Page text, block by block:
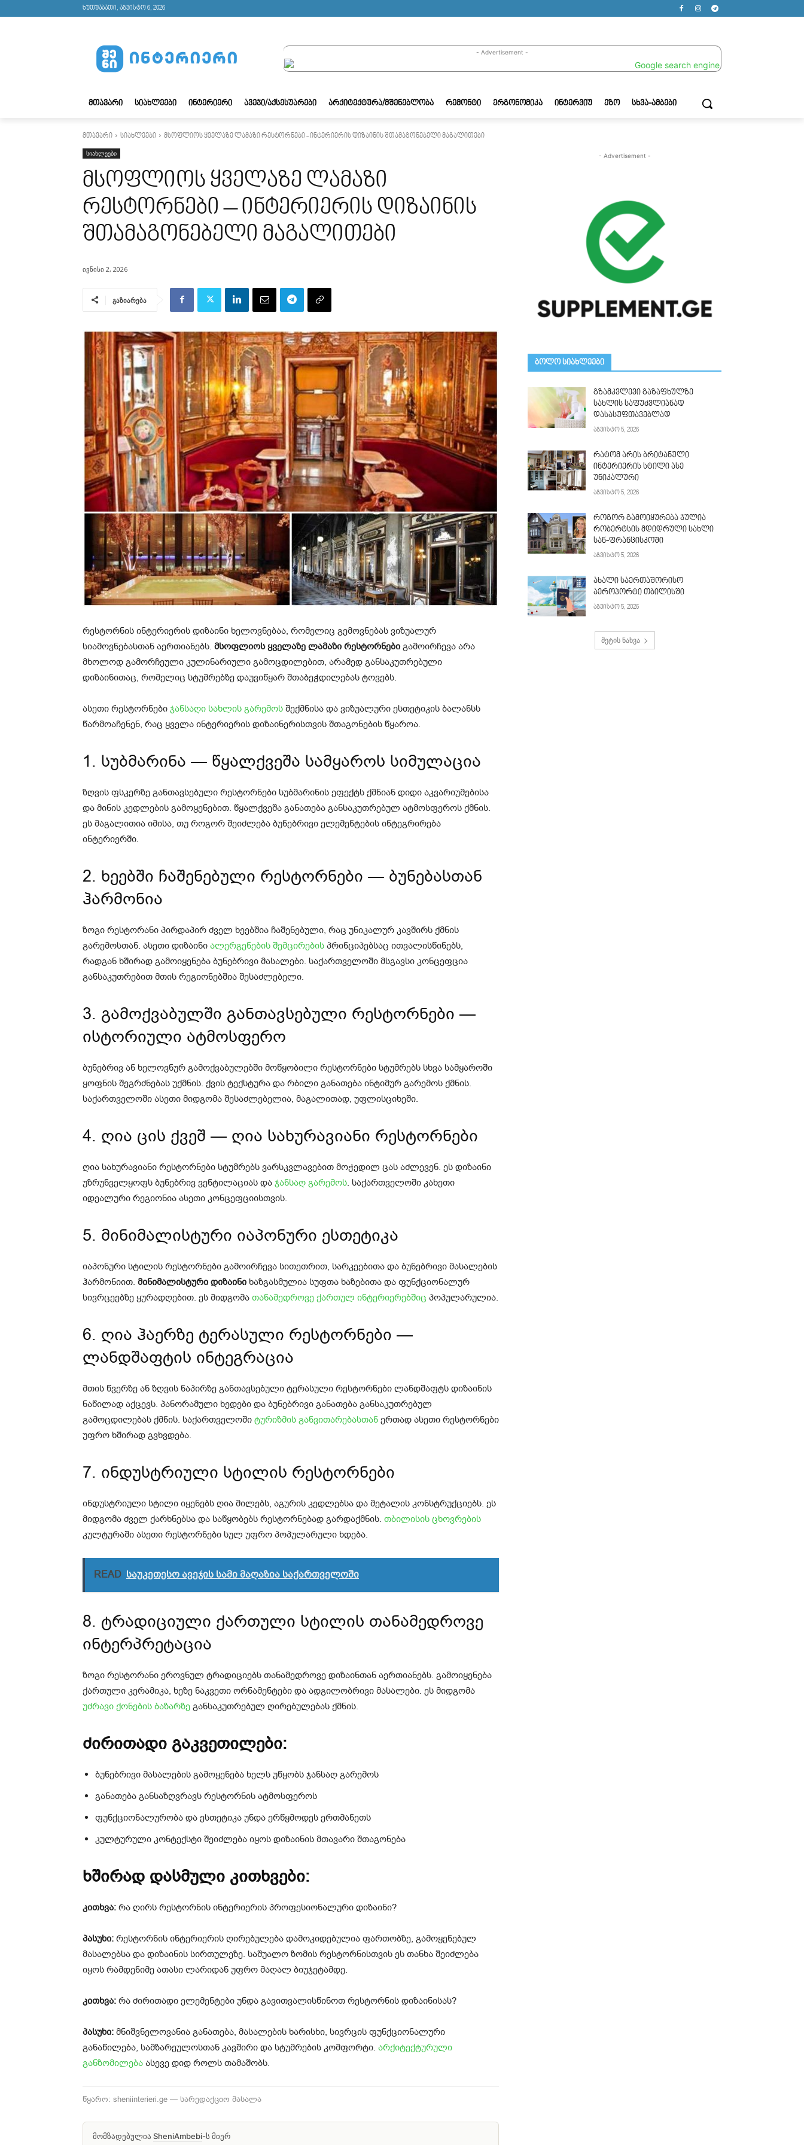
ხუთშაბათი, აგვისტო 6, 2026
- Advertisement -
ᲛᲗᲐᲕᲐᲠᲘ ᲡᲘᲐᲮᲚᲔᲔᲑᲘ ᲘᲜᲢᲔᲠᲘᲔᲠᲘ ᲐᲕᲔᲯᲘ/ᲐᲥᲡᲔᲡᲣᲐᲠᲔᲑᲘ ᲐᲠᲥᲘᲢᲔᲥᲢᲣᲠᲐ/ᲛᲨᲔᲜᲔᲑᲚᲝᲑᲐ ᲠᲔᲛᲝᲜᲢᲘ ᲔᲠᲒᲝᲜᲝᲛᲘᲙᲐ ᲘᲜᲢᲔᲠᲕᲘᲣ ᲔᲖᲝ ᲡᲮᲕᲐ-ᲐᲛᲑᲔᲑᲘ
მთავარი სიახლეები მსოფლიოს ყველაზე ლამაზი რესტორნები - ინტერიერის დიზაინის შთამაგონებელი მაგალითები
სიახლეები
მსოფლიოს ყველაზე ლამაზი
რესტორნები – ინტერიერის დიზაინის
შთამაგონებელი მაგალითები
ივნისი 2, 2026
გაზიარება
რესტორნის ინტერიერის დიზაინი ხელოვნებაა, რომელიც გემოვნებას ვიზუალურ
სიამოვნებასთან აერთიანებს. მსოფლიოს ყველაზე ლამაზი რესტორნები გამოირჩევა არა
მხოლოდ გამორჩეული კულინარიული გამოცდილებით, არამედ განსაკუთრებული
დიზაინითაც, რომელიც სტუმრებზე დაუვიწყარ შთაბეჭდილებას ტოვებს.
ასეთი რესტორნები ჯანსაღი სახლის გარემოს შექმნისა და ვიზუალური ესთეტიკის ბალანსს
წარმოაჩენენ, რაც ყველა ინტერიერის დიზაინერისთვის შთაგონების წყაროა.
1. სუბმარინა — წყალქვეშა სამყაროს სიმულაცია
ზღვის ფსკერზე განთავსებული რესტორნები სუბმარინის ეფექტს ქმნიან დიდი აკვარიუმებისა
და მინის კედლების გამოყენებით. წყალქვეშა განათება განსაკუთრებულ ატმოსფეროს ქმნის.
ეს მაგალითია იმისა, თუ როგორ შეიძლება ბუნებრივი ელემენტების ინტეგრირება
ინტერიერში.
2. ხეებში ჩაშენებული რესტორნები — ბუნებასთან
ჰარმონია
ზოგი რესტორანი პირდაპირ ძველ ხეებშია ჩაშენებული, რაც უნიკალურ კავშირს ქმნის
გარემოსთან. ასეთი დიზაინი ალერგენების შემცირების პრინციპებსაც ითვალისწინებს,
რადგან ხშირად გამოიყენება ბუნებრივი მასალები. საქართველოში მსგავსი კონცეფცია
განსაკუთრებით მთის რეგიონებშია შესაძლებელი.
3. გამოქვაბულში განთავსებული რესტორნები —
ისტორიული ატმოსფერო
ბუნებრივ ან ხელოვნურ გამოქვაბულებში მოწყობილი რესტორნები სტუმრებს სხვა სამყაროში
ყოფნის შეგრძნებას უქმნის. ქვის ტექსტურა და რბილი განათება ინტიმურ გარემოს ქმნის.
საქართველოში ასეთი მიდგომა შესაძლებელია, მაგალითად, უფლისციხეში.
4. ღია ცის ქვეშ — ღია სახურავიანი რესტორნები
ღია სახურავიანი რესტორნები სტუმრებს ვარსკვლავებით მოჭედილ ცას აძლევენ. ეს დიზაინი
უზრუნველყოფს ბუნებრივ ვენტილაციას და ჯანსაღ გარემოს. საქართველოში კახეთი
იდეალური რეგიონია ასეთი კონცეფციისთვის.
5. მინიმალისტური იაპონური ესთეტიკა
იაპონური სტილის რესტორნები გამოირჩევა სითეთრით, სარკეებითა და ბუნებრივი მასალების
ჰარმონიით. მინიმალისტური დიზაინი ხაზგასმულია სუფთა ხაზებითა და ფუნქციონალურ
სივრცეებზე ყურადღებით. ეს მიდგომა თანამედროვე ქართულ ინტერიერებშიც პოპულარულია.
6. ღია ჰაერზე ტერასული რესტორნები —
ლანდშაფტის ინტეგრაცია
მთის წვერზე ან ზღვის ნაპირზე განთავსებული ტერასული რესტორნები ლანდშაფტს დიზაინის
ნაწილად აქცევს. პანორამული ხედები და ბუნებრივი განათება განსაკუთრებულ
გამოცდილებას ქმნის. საქართველოში ტურიზმის განვითარებასთან ერთად ასეთი რესტორნები
უფრო ხშირად გვხვდება.
7. ინდუსტრიული სტილის რესტორნები
ინდუსტრიული სტილი იყენებს ღია მილებს, აგურის კედლებსა და მეტალის კონსტრუქციებს. ეს
მიდგომა ძველ ქარხნებსა და საწყობებს რესტორნებად გარდაქმნის. თბილისის ცხოვრების
კულტურაში ასეთი რესტორნები სულ უფრო პოპულარული ხდება.
READ საუკეთესო ავეჯის სამი მაღაზია საქართველოში
8. ტრადიციული ქართული სტილის თანამედროვე
ინტერპრეტაცია
ზოგი რესტორანი ეროვნულ ტრადიციებს თანამედროვე დიზაინთან აერთიანებს. გამოიყენება
ქართული კერამიკა, ხეზე ნაკვეთი ორნამენტები და ადგილობრივი მასალები. ეს მიდგომა
უძრავი ქონების ბაზარზე განსაკუთრებულ ღირებულებას ქმნის.
ძირითადი გაკვეთილები:
ბუნებრივი მასალების გამოყენება ხელს უწყობს ჯანსაღ გარემოს
განათება განსაზღვრავს რესტორნის ატმოსფეროს
ფუნქციონალურობა და ესთეტიკა უნდა ერწყმოდეს ერთმანეთს
კულტურული კონტექსტი შეიძლება იყოს დიზაინის მთავარი შთაგონება
ხშირად დასმული კითხვები:
კითხვა: რა ღირს რესტორნის ინტერიერის პროფესიონალური დიზაინი?
პასუხი: რესტორნის ინტერიერის ღირებულება დამოკიდებულია ფართობზე, გამოყენებულ
მასალებსა და დიზაინის სირთულეზე. საშუალო ზომის რესტორნისთვის ეს თანხა შეიძლება
იყოს რამდენიმე ათასი ლარიდან უფრო მაღალ ბიუჯეტამდე.
კითხვა: რა ძირითადი ელემენტები უნდა გავითვალისწინოთ რესტორნის დიზაინისას?
პასუხი: მნიშვნელოვანია განათება, მასალების ხარისხი, სივრცის ფუნქციონალური
განაწილება, სამზარეულოსთან კავშირი და სტუმრების კომფორტი. არქიტექტურული
განზომილება ასევე დიდ როლს თამაშობს.
წყარო: sheniinterieri.ge — სარედაქციო მასალა
მომზადებულია SheniAmbebi-ს მიერ
- Advertisement -
ᲑᲝᲚᲝ ᲡᲘᲐᲮᲚᲔᲔᲑᲘ
გზამკვლევი გაზაფხულზე
სახლის საფუძვლიანად
დასასუფთავებლად
აგვისტო 5, 2026
რატომ არის ბრიტანული
ინტერიერის სტილი ასე
უნიკალური
აგვისტო 5, 2026
როგორ გამოიყურება ჯულია
რობერტსის მდიდრული სახლი
სან-ფრანცისკოში
აგვისტო 5, 2026
ახალი საერთაშორისო
აეროპორტი თბილისში
აგვისტო 5, 2026
მეტის ნახვა